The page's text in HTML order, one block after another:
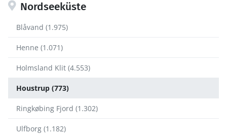
Nordseeküste
Blåvand (1.975)
Henne (1.071)
Holmsland Klit (4.553)
Houstrup (773)
Ringkøbing Fjord (1.302)
Ulfborg (1.182)